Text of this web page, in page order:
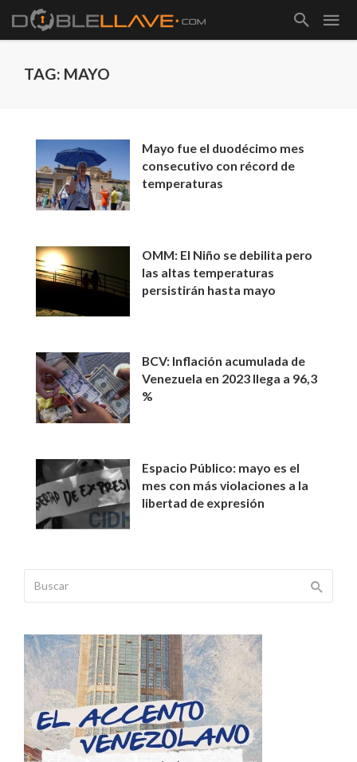
TAG: MAYO
Mayo fue el duodécimo mes
consecutivo con récord de
temperaturas
OMM: El Niño se debilita pero
las altas temperaturas
persistirán hasta mayo
BCV: Inflación acumulada de
Venezuela en 2023 llega a 96,3
%
Espacio Público: mayo es el
mes con más violaciones a la
libertad de expresión